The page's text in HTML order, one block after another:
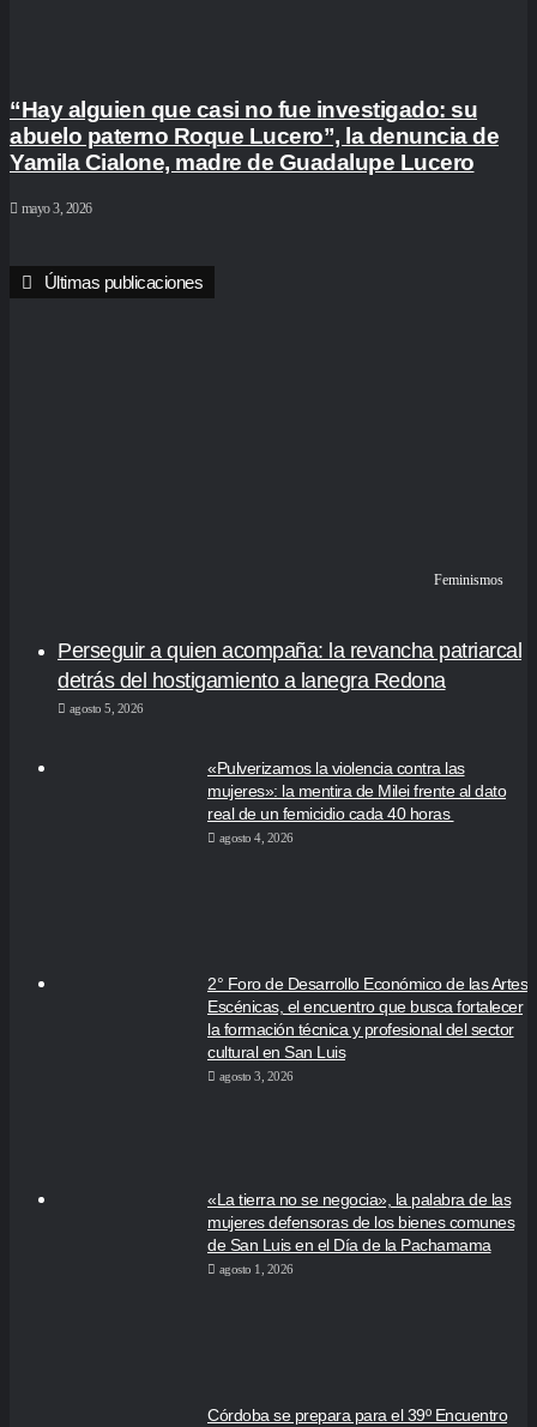
“Hay alguien que casi no fue investigado: su
abuelo paterno Roque Lucero”, la denuncia de
Yamila Cialone, madre de Guadalupe Lucero
mayo 3, 2026
Últimas publicaciones
Feminismos
Perseguir a quien acompaña: la revancha patriarcal
detrás del hostigamiento a lanegra Redona
agosto 5, 2026
«Pulverizamos la violencia contra las
mujeres»: la mentira de Milei frente al dato
real de un femicidio cada 40 horas
agosto 4, 2026
2° Foro de Desarrollo Económico de las Artes
Escénicas, el encuentro que busca fortalecer
la formación técnica y profesional del sector
cultural en San Luis
agosto 3, 2026
«La tierra no se negocia», la palabra de las
mujeres defensoras de los bienes comunes
de San Luis en el Día de la Pachamama
agosto 1, 2026
Córdoba se prepara para el 39º Encuentro